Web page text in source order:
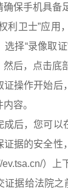
保手机具备
利卫士”应
选择“录像取
后，点击底
证操作开始后
容。
成后，您可以
证据的安全性
）上
证据给法院之